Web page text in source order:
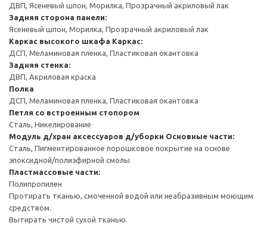
ДВП, Ясеневый шпон, Морилка, Прозрачный акриловый лак
Задняя сторона панели:
Ясеневый шпон, Морилка, Прозрачный акриловый лак
Каркас высокого шкафа Каркас:
ДСП, Меламиновая пленка, Пластиковая окантовка
Задняя стенка:
ДВП, Акриловая краска
Полка
ДСП, Меламиновая пленка, Пластиковая окантовка
Петля со встроенным стопором
Сталь, Никелирование
Модуль д/хран аксессуаров д/уборки Основные части:
Сталь, Пигментированное порошковое покрытие на основе
эпоксидной/полиэфирной смолы
Пластмассовые части:
Полипропилен
Протирать тканью, смоченной водой или неабразивным моющим
средством.
Вытирать чистой сухой тканью.